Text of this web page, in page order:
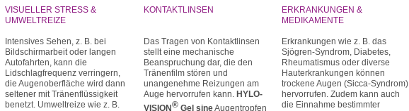
VISUELLER STRESS &
UMWELTREIZE
Intensives Sehen, z. B. bei
Bildschirmarbeit oder langen
Autofahrten, kann die
Lidschlagfrequenz verringern,
die Augenoberfläche wird dann
seltener mit Tränenflüssigkeit
benetzt. Umweltreize wie z. B.
KONTAKTLINSEN
Das Tragen von Kontaktlinsen
stellt eine mechanische
Beanspruchung dar, die den
Tränenfilm stören und
unangenehme Reizungen am
Auge hervorrufen kann. HYLO-
VISION®Gel sineAugentropfen
ERKRANKUNGEN &
MEDIKAMENTE
Erkrankungen wie z. B. das
Sjögren-Syndrom, Diabetes,
Rheumatismus oder diverse
Hauterkrankungen können
trockene Augen (Sicca-Syndrom)
hervorrufen. Zudem kann auch
die Einnahme bestimmter